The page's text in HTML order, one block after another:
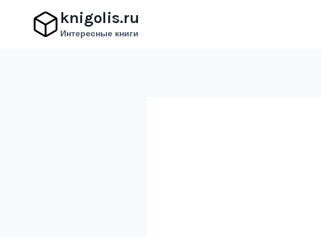
содержимому
knigolis.ru
Интересные книги